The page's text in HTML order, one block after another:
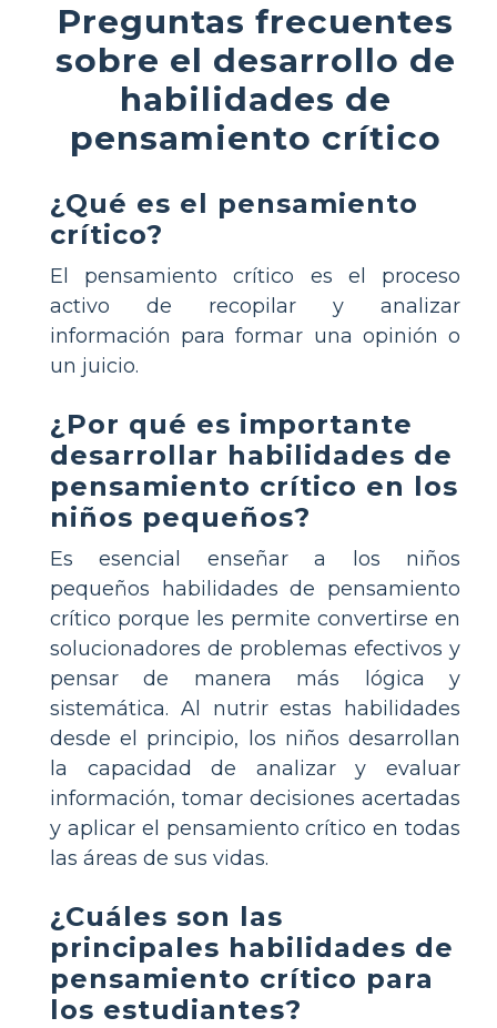
Preguntas frecuentes
sobre el desarrollo de
habilidades de
pensamiento crítico
¿Qué es el pensamiento
crítico?
El pensamiento crítico es el proceso
activo de recopilar y analizar
información para formar una opinión o
un juicio.
¿Por qué es importante
desarrollar habilidades de
pensamiento crítico en los
niños pequeños?
Es esencial enseñar a los niños
pequeños habilidades de pensamiento
crítico porque les permite convertirse en
solucionadores de problemas efectivos y
pensar de manera más lógica y
sistemática. Al nutrir estas habilidades
desde el principio, los niños desarrollan
la capacidad de analizar y evaluar
información, tomar decisiones acertadas
y aplicar el pensamiento crítico en todas
las áreas de sus vidas.
¿Cuáles son las
principales habilidades de
pensamiento crítico para
los estudiantes?